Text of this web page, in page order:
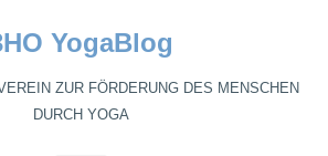
YogaBlog
ZUR FÖRDERUNG DES MENSCHEN
DURCH YOGA